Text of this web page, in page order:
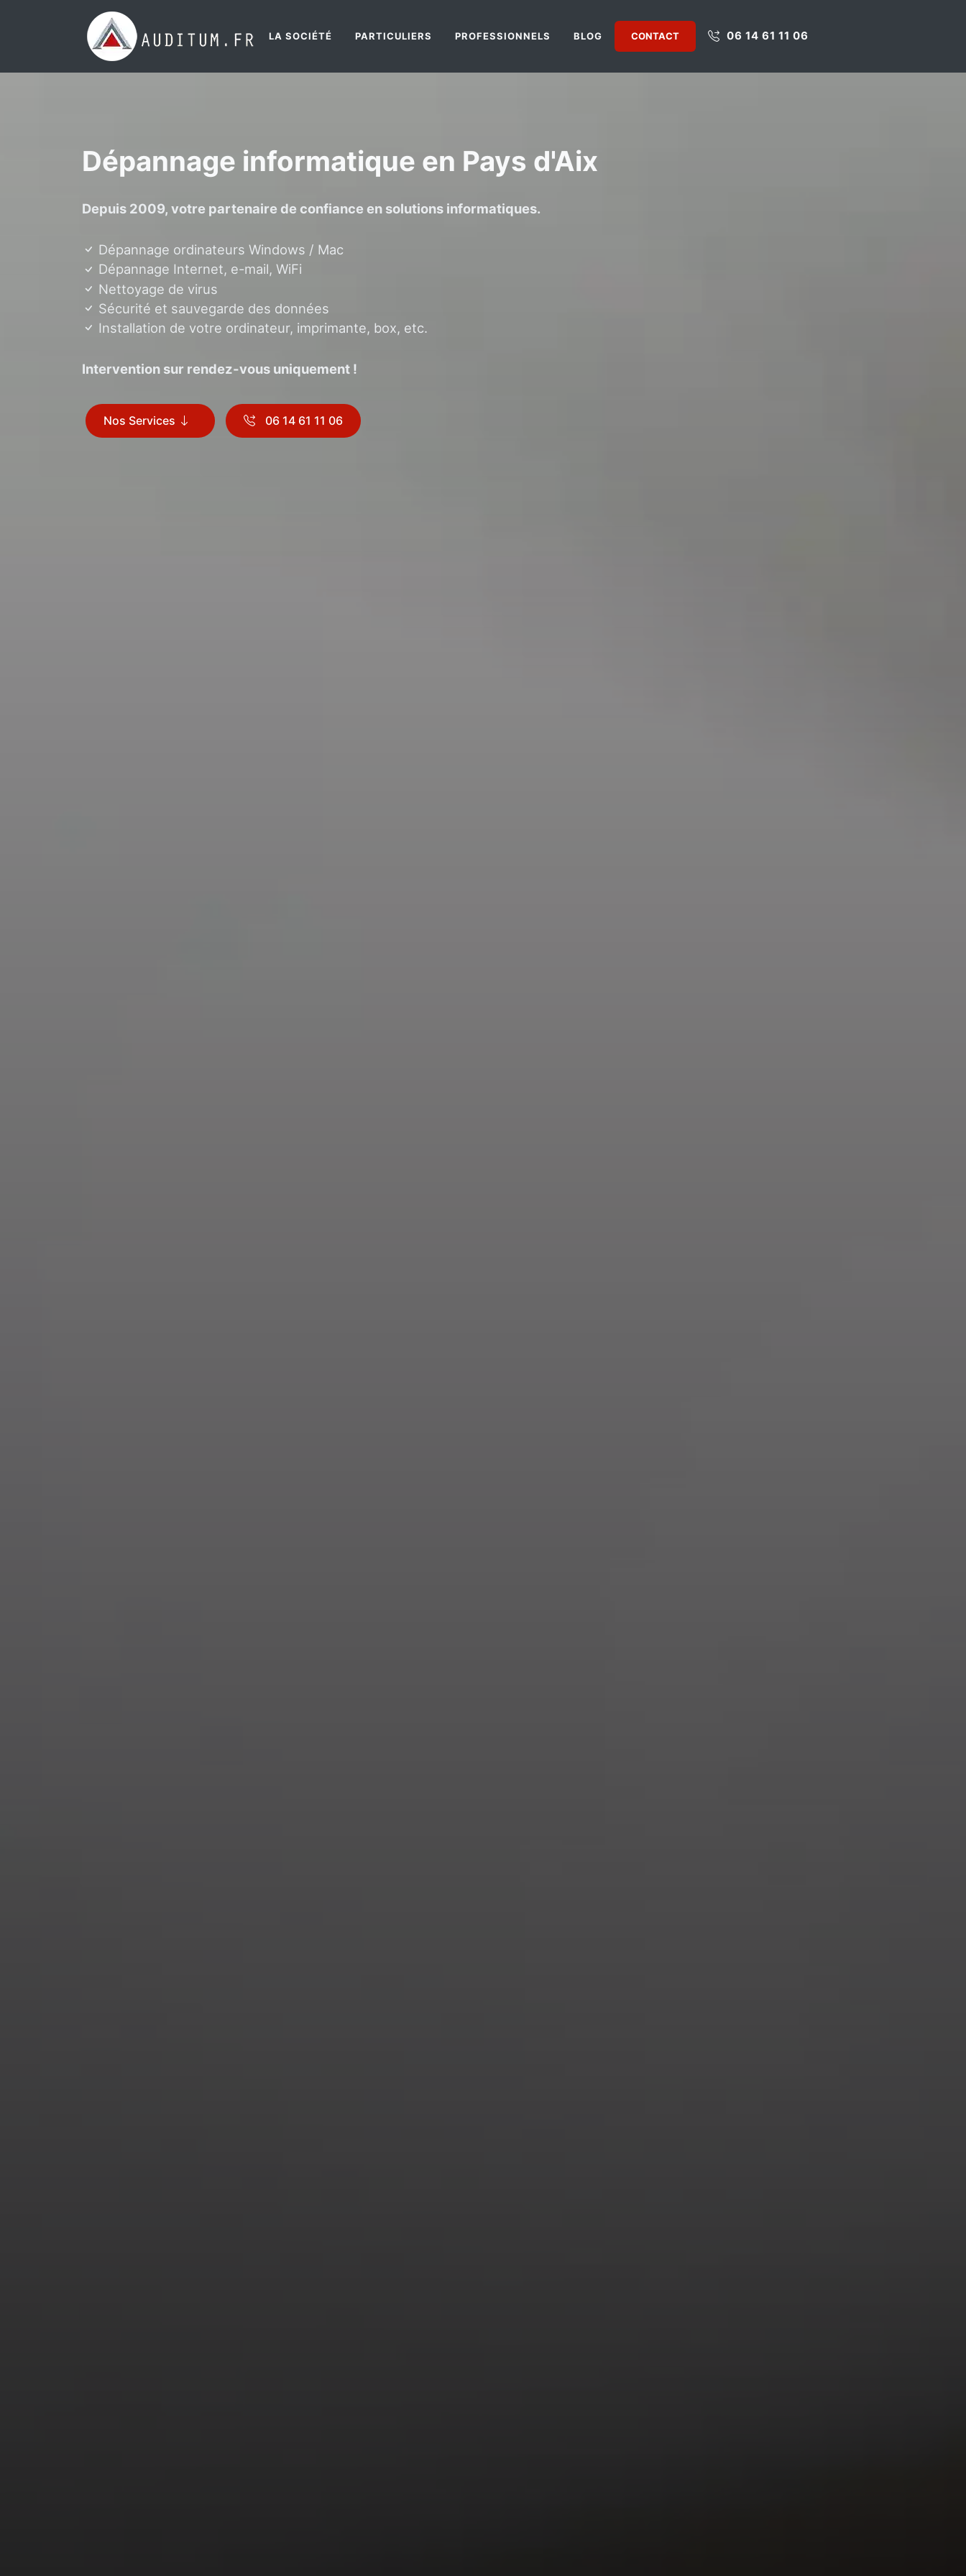
LA SOCIÉTÉ PARTICULIERS PROFESSIONNELS BLOG CONTACT 06 14 61 11 06
Dépannage informatique en Pays d'Aix
Depuis 2009, votre partenaire de confiance en solutions informatiques.
Dépannage ordinateurs Windows / Mac
Dépannage Internet, e-mail, WiFi
Nettoyage de virus
Sécurité et sauvegarde des données
Installation de votre ordinateur, imprimante, box, etc.
Intervention sur rendez-vous uniquement !
Nos Services 06 14 61 11 06